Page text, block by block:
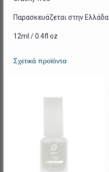
Παρασκευάζεται στην Ελλάδα
12ml / 0.4fl oz
Σχετικά προϊόντα